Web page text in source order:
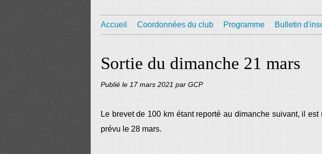
Accueil Coordonnées du club Programme Bulletin
Sortie du dimanche 21 mars
Publié le 17 mars 2021 par GCP
Le brevet de 100 km étant reporté au dimanche suivant, il
prévu le 28 mars.